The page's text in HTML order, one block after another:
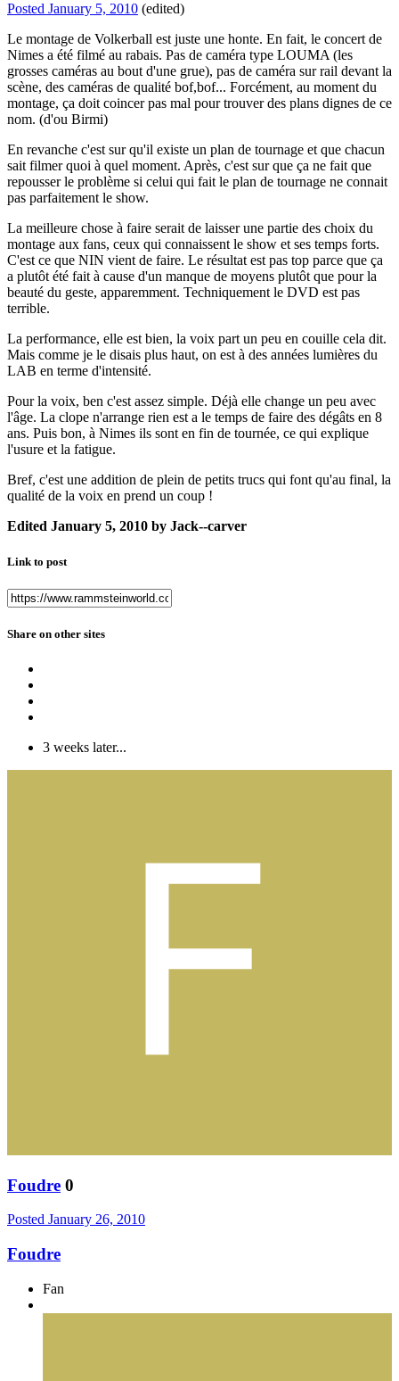
Posted January 5, 2010 (edited)
Le montage de Volkerball est juste une honte. En fait, le concert de
Nimes a été filmé au rabais. Pas de caméra type LOUMA (les
grosses caméras au bout d'une grue), pas de caméra sur rail devant la
scène, des caméras de qualité bof,bof... Forcément, au moment du
montage, ça doit coincer pas mal pour trouver des plans dignes de ce
nom. (d'ou Birmi)
En revanche c'est sur qu'il existe un plan de tournage et que chacun
sait filmer quoi à quel moment. Après, c'est sur que ça ne fait que
repousser le problème si celui qui fait le plan de tournage ne connait
pas parfaitement le show.
La meilleure chose à faire serait de laisser une partie des choix du
montage aux fans, ceux qui connaissent le show et ses temps forts.
C'est ce que NIN vient de faire. Le résultat est pas top parce que ça
a plutôt été fait à cause d'un manque de moyens plutôt que pour la
beauté du geste, apparemment. Techniquement le DVD est pas
terrible.
La performance, elle est bien, la voix part un peu en couille cela dit.
Mais comme je le disais plus haut, on est à des années lumières du
LAB en terme d'intensité.
Pour la voix, ben c'est assez simple. Déjà elle change un peu avec
l'âge. La clope n'arrange rien est a le temps de faire des dégâts en 8
ans. Puis bon, à Nimes ils sont en fin de tournée, ce qui explique
l'usure et la fatigue.
Bref, c'est une addition de plein de petits trucs qui font qu'au final, la
qualité de la voix en prend un coup !
Edited January 5, 2010 by Jack--carver
Link to post
Share on other sites
3 weeks later...
Foudre 0
Posted January 26, 2010
Foudre
Fan